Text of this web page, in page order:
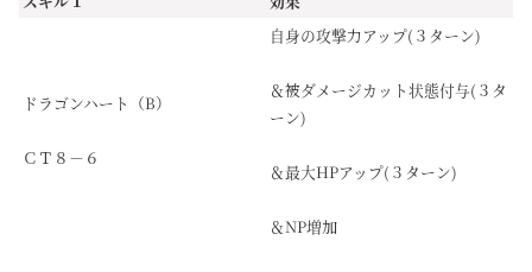
ドラゴンハート（B）
ＣＴ８－６
自身の攻撃力アップ(３ターン)
＆被ダメージカット状態付与(３タ
ーン)
＆最大HPアップ(３ターン)
＆NP増加